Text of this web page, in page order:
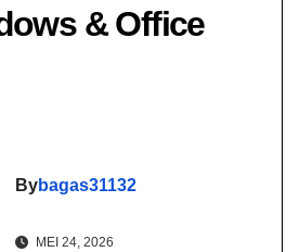
& Office
Bybagas31132
MEI 24, 2026